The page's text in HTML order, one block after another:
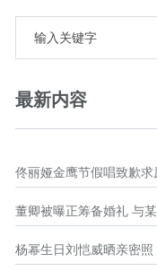
最新内容
佟丽娅金鹰节假唱致歉
董卿被曝正筹备婚礼 与
杨幂生日刘恺威晒亲密